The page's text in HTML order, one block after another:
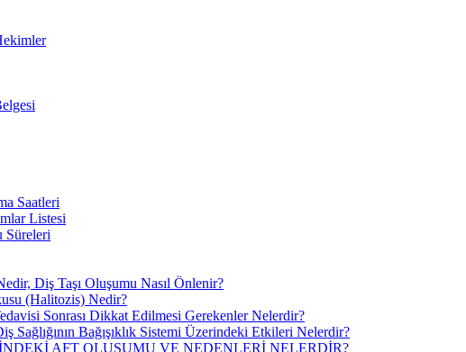
Saatleri
Listesi
Süreleri
Diş Taşı Oluşumu Nasıl Önlenir?
(Halitozis) Nedir?
Sonrası Dikkat Edilmesi Gerekenler Nelerdir?
Sağlığının Bağışıklık Sistemi Üzerindeki Etkileri Nelerdir?
AFT OLUŞUMU VE NEDENLERİ NELERDİR?